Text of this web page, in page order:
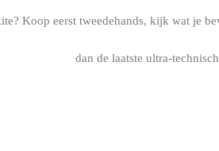
Koop eerst tweedehands, kijk wat je
dan de laatste ultra-